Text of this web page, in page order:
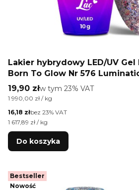
Lakier hybrydowy LED/UV Gel
Born To Glow Nr 576
Cena brutto
19,90 złw tym %s VAT
w tym 23% VAT
Cena jednostkowa brutto
1 990,00 zł / kg
Cena netto
16,18 złbez 23% VAT
Cena jednostkowa netto
1 617,89 zł / kg
Do koszyka
Bestseller
Nowość